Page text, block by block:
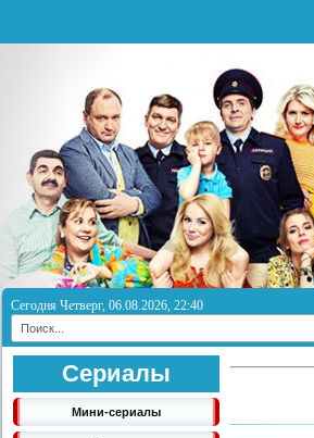
Сегодня Четверг, 06.08.2026, 22:40
Сериалы
Мини-сериалы